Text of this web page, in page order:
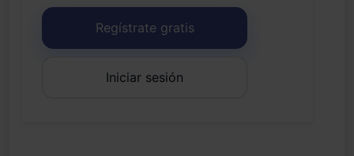
Regístrate gratis
Iniciar sesión